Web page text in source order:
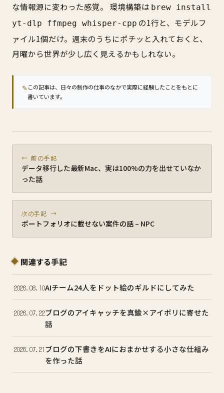
な情報源に変わった感覚。 環境構築は brew install
yt-dlp ffmpeg whisper-cpp の1行と、モデルフ
ァイル1個だけ。週末のうちにポチッと入れておくと、
月曜から世界が少し広く見えるかもしれない。
✎この記事は、日々の制作の仕事のなかで実際に経験したことをもとに
書いています。
← 前の手記
データ移行した最新Mac、実は100%の力を出せていなか
った話
次の手記 →
ポートフォリオに載せない案件の話 – NPC
関連する手記
2026.08.10AIチーム24人をドット絵のギルドにしてみた
2026.07.22ブログのアイキャッチを真鍮×アイボリに寄せた
話
2026.07.21ブログの下書きをAIにおまかせする小さな仕組み
を作った話